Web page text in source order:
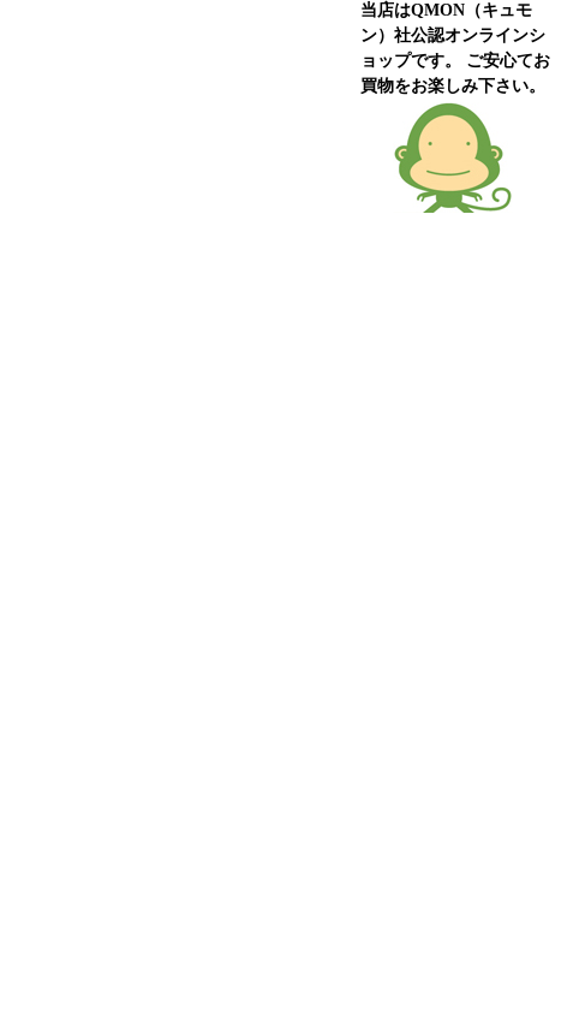
当店はQMON（キュモ
ン）社公認オンラインシ
ョップです。 ご安心てお
買物をお楽しみ下さい。